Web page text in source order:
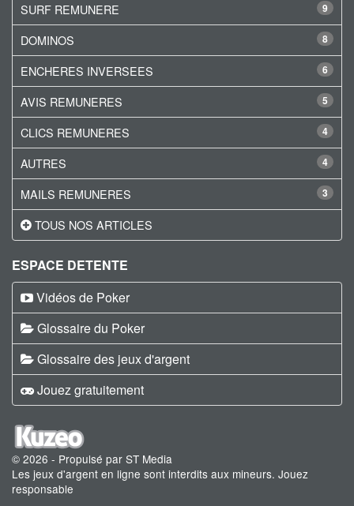
9
SURF REMUNERE
8
DOMINOS
6
ENCHERES INVERSEES
5
AVIS REMUNERES
4
CLICS REMUNERES
4
AUTRES
3
MAILS REMUNERES
TOUS NOS ARTICLES
ESPACE DETENTE
Vidéos de Poker
Glossaire du Poker
Glossaire des jeux d'argent
Jouez gratuitement
© 2026 - Propulsé par ST Media
Les jeux d'argent en ligne sont interdits aux mineurs. Jouez
responsable